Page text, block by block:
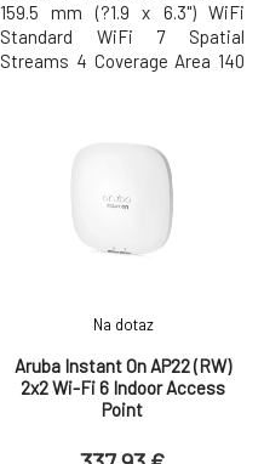
159.5 mm (?1.9 x 6.3") WiFi
Standard WiFi 7 Spatial
Streams 4 Coverage Area 140
stand (Mounts included)
Weatherproofing IPX6
(Installed with the outdoor
mount) Power Method PoE
Performance MIMO 5 GHz 2 x 2
Aruba Instant On AP22 (RW)
2x2 Wi-Fi 6 Indoor Access
Point
Na dotaz